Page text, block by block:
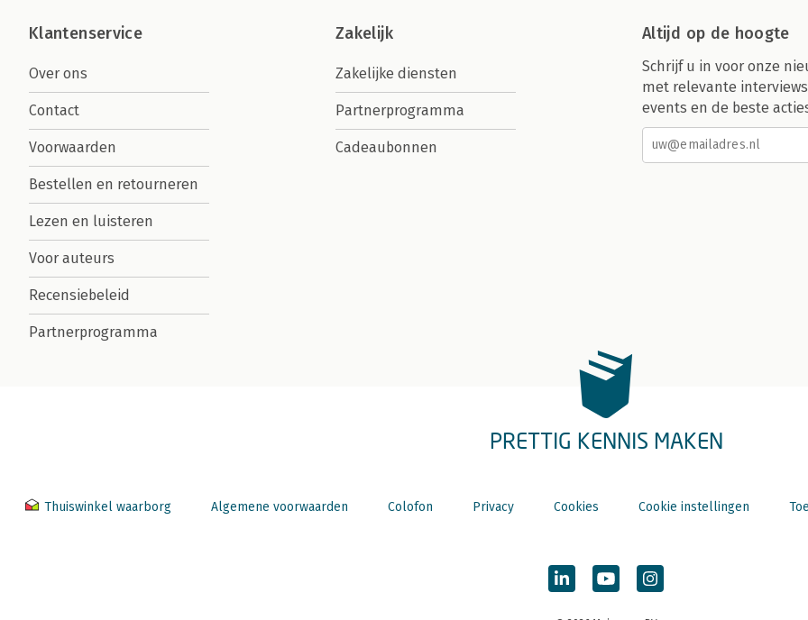
Klantenservice
Over ons
Contact
Voorwaarden
Bestellen en retourneren
Lezen en luisteren
Voor auteurs
Recensiebeleid
Partnerprogramma
Zakelijk
Zakelijke diensten
Partnerprogramma
Cadeaubonnen
Altijd op de hoogte
Schrijf u in voor onze
met relevante
events en de beste
PRETTIG KENNIS MAKEN
Thuiswinkel waarborg Algemene voorwaarden Colofon Privacy Cookies Cookie instellingen